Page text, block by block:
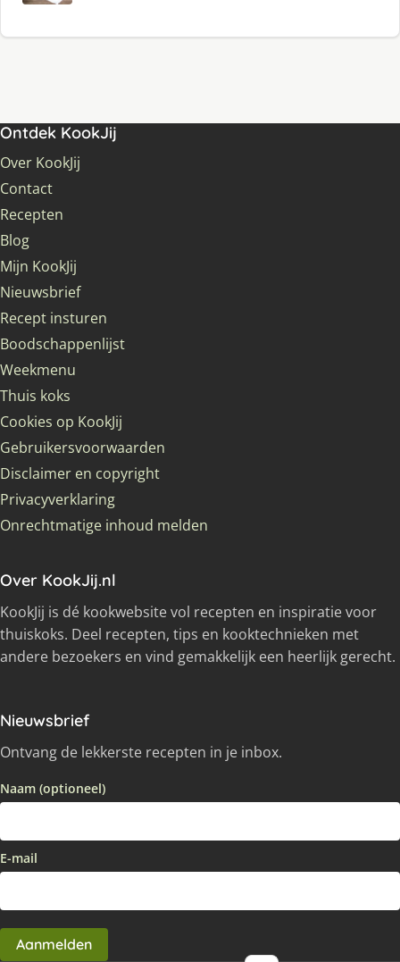
Ontdek KookJij
Over KookJij
Contact
Recepten
Blog
Mijn KookJij
Nieuwsbrief
Recept insturen
Boodschappenlijst
Weekmenu
Thuis koks
Cookies op KookJij
Gebruikersvoorwaarden
Disclaimer en copyright
Privacyverklaring
Onrechtmatige inhoud melden
Over KookJij.nl
KookJij is dé kookwebsite vol recepten en inspiratie voor
thuiskoks. Deel recepten, tips en kooktechnieken met
andere bezoekers en vind gemakkelijk een heerlijk gerecht.
Nieuwsbrief
Ontvang de lekkerste recepten in je inbox.
Naam (optioneel)
E-mail
Aanmelden